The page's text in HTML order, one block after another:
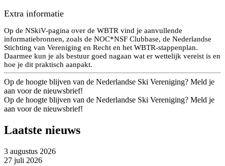
Extra informatie
Op de NSkiV-pagina over de WBTR vind je aanvullende
informatiebronnen, zoals de NOC*NSF Clubbase, de Nederlandse
Stichting van Vereniging en Recht en het WBTR-stappenplan.
Daarmee kun je als bestuur goed nagaan wat er wettelijk vereist is en
hoe je dit praktisch aanpakt.
Op de hoogte blijven van de Nederlandse Ski Vereniging? Meld je
aan voor de nieuwsbrief!
Op de hoogte blijven van de Nederlandse Ski Vereniging? Meld je
aan voor de nieuwsbrief!
Laatste nieuws
3 augustus 2026
27 juli 2026